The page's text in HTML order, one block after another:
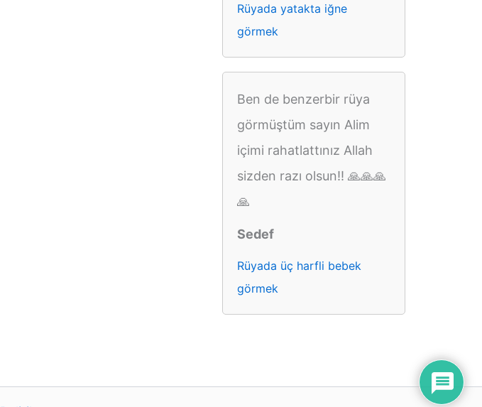
Rüyada yatakta iğne
görmek
Ben de benzerbir rüya
görmüştüm sayın Alim
içimi rahatlattınız Allah
sizden razı olsun!! 🙏🙏🙏
🙏
Sedef
Rüyada üç harfli bebek
görmek